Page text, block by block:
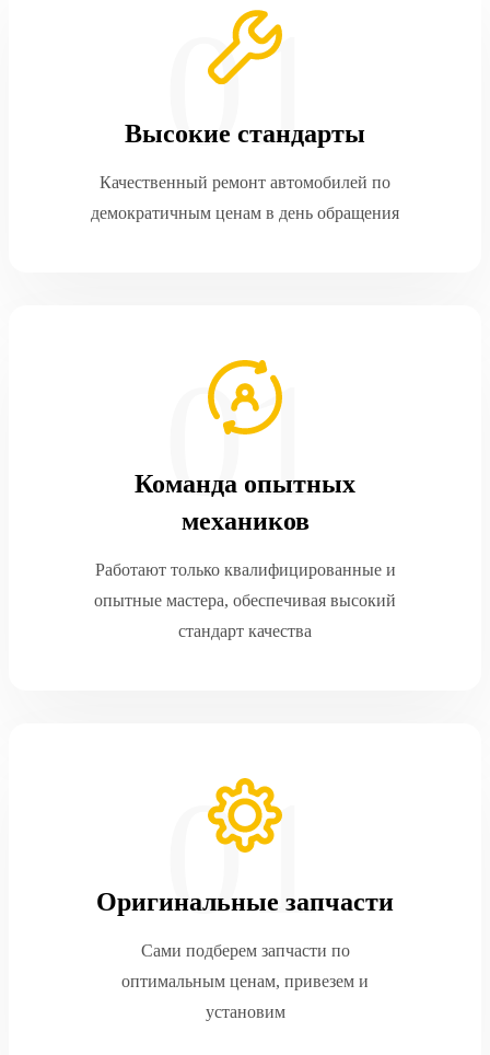
Высокие стандарты
Качественный ремонт автомобилей по
демократичным ценам в день обращения
Команда опытных
механиков
Работают только квалифицированные и
опытные мастера, обеспечивая высокий
стандарт качества
Оригинальные запчасти
Сами подберем запчасти по
оптимальным ценам, привезем и
установим